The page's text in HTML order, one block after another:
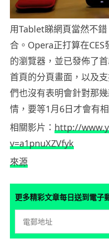
用Tablet睇網頁當然不
合。Opera正打算在
的瀏覽器，並已發佈了
首頁的分頁畫面，以及
們也沒有表明會針對那
情，要等1月6日才會有
相關影片： http://
v=a1pnuXZVfyk
來源
更多精彩文章每日送到電子